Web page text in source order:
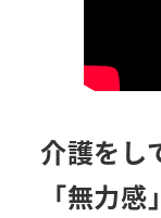
介護をし
「無力感」